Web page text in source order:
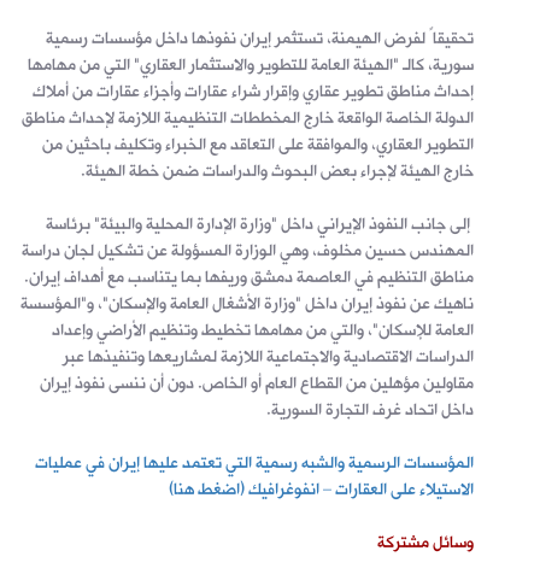
تحقيقاً لفرض الهيمنة، تستثمر إيران نفوذها داخل مؤسسات رسمية
سورية، كالـ "الهيئة العامة للتطوير والاستثمار العقاري" التي من مهامها
إحداث مناطق تطوير عقاري وإقرار شراء عقارات وأجزاء عقارات من أملاك
الدولة الخاصة الواقعة خارج المخططات التنظيمية اللازمة لإحداث مناطق
التطوير العقاري، والموافقة على التعاقد مع الخبراء وتكليف باحثين من
خارج الهيئة لإجراء بعض البحوث والدراسات ضمن خطة الهيئة.
إلى جانب النفوذ الإيراني داخل "وزارة الإدارة المحلية والبيئة" برئاسة
المهندس حسين مخلوف، وهي الوزارة المسؤولة عن تشكيل لجان دراسة
مناطق التنظيم في العاصمة دمشق وريفها بما يتناسب مع أهداف إيران.
ناهيك عن نفوذ إيران داخل "وزارة الأشغال العامة والإسكان"، و"المؤسسة
العامة للإسكان"، والتي من مهامها تخطيط وتنظيم الأراضي وإعداد
الدراسات الاقتصادية والاجتماعية اللازمة لمشاريعها وتنفيذها عبر
مقاولين مؤهلين من القطاع العام أو الخاص. دون أن ننسى نفوذ إيران
داخل اتحاد غرف التجارة السورية.
المؤسسات الرسمية والشبه رسمية التي تعتمد عليها إيران في عمليات
الاستيلاء على العقارات – انفوغرافيك (اضغط هنا)
وسائل مشتركة